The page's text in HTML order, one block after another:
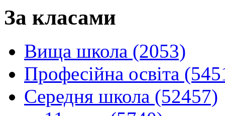
За класами
Вища школа (2053)
Професійна освіта
Середня школа (52457)